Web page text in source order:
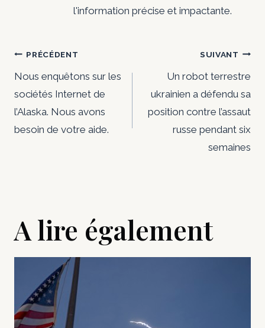
l'information précise et impactante.
Navigation
de
l’article
PRÉCÉDENT
Nous enquêtons sur les
sociétés Internet de
l’Alaska. Nous avons
besoin de votre aide.
SUIVANT
Un robot terrestre
ukrainien a défendu sa
position contre l’assaut
russe pendant six
semaines
A lire également